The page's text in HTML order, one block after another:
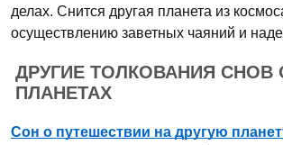
делах. Снится другая планета из
осуществлению заветных чаяний и
ДРУГИЕ ТОЛКОВАНИЯ СНОВ
ПЛАНЕТАХ
Сон о путешествии на другую